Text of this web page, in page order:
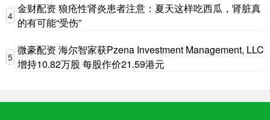
4
金财配资 狼疮性肾炎患者注意：夏天这样吃西瓜，肾脏真
的有可能“受伤”
5
微豪配资 海尔智家获Pzena Investment Management, LLC
增持10.82万股 每股作价21.59港元